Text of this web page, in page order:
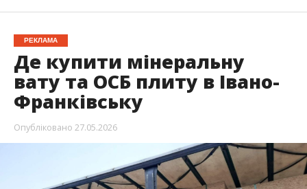
РЕКЛАМА
Де купити мінеральну
вату та ОСБ плиту в Івано-
Франківську
Опубліковано 27.05.2026